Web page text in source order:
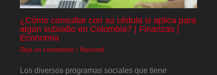
¿Cómo consultar con su cédula si aplica para
algún subsidio en Colombia? | Finanzas |
Economía
Deja un comentario / Nacional
Los diversos programas sociales que tiene